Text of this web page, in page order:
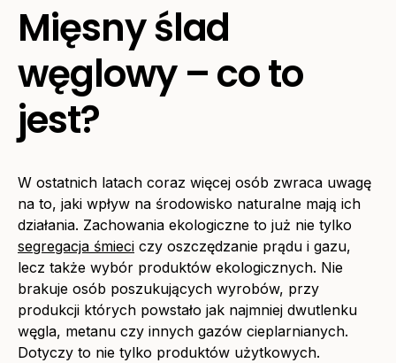
Mięsny ślad
węglowy – co to
jest?
W ostatnich latach coraz więcej osób zwraca uwagę
na to, jaki wpływ na środowisko naturalne mają ich
działania. Zachowania ekologiczne to już nie tylko
segregacja śmieci czy oszczędzanie prądu i gazu,
lecz także wybór produktów ekologicznych. Nie
brakuje osób poszukujących wyrobów, przy
produkcji których powstało jak najmniej dwutlenku
węgla, metanu czy innych gazów cieplarnianych.
Dotyczy to nie tylko produktów użytkowych.